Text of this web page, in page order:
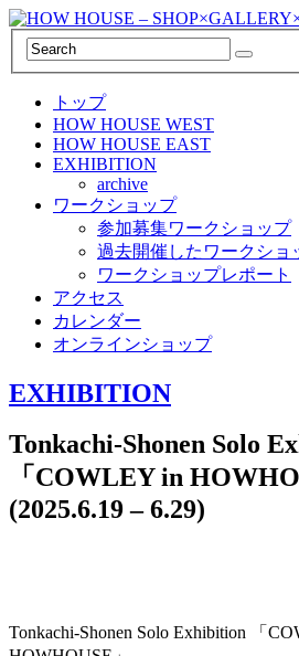
トップ
HOW HOUSE WEST
HOW HOUSE EAST
EXHIBITION
archive
ワークショップ
参加募集ワークショップ
過去開催したワークショ
ワークショップレポート
アクセス
カレンダー
オンラインショップ
EXHIBITION
Tonkachi-Shonen Solo
「COWLEY in
(2025.6.19 – 6.29)
Tonkachi-Shonen Solo Exhibition 「